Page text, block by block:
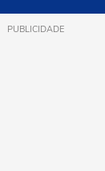
PUBLICIDADE